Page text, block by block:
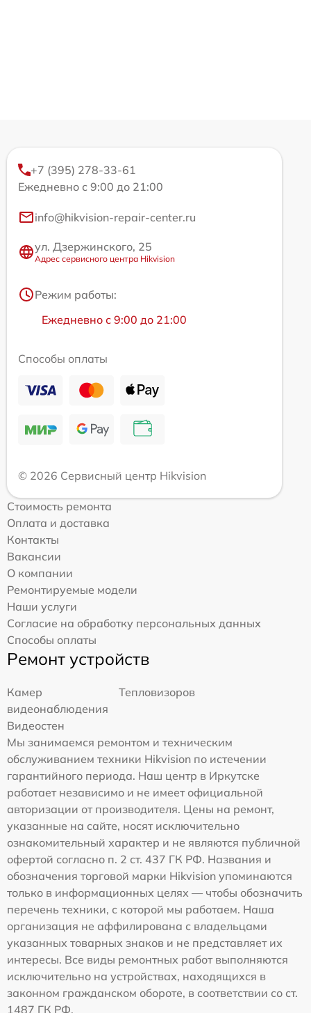
+7 (395) 278-33-61
Ежедневно с 9:00 до 21:00
info@hikvision-repair-center.ru
ул. Дзержинского, 25
Адрес сервисного центра Hikvision
Режим работы:
Ежедневно с 9:00 до 21:00
Способы оплаты
© 2026 Сервисный центр Hikvision
Стоимость ремонта
Оплата и доставка
Контакты
Вакансии
О компании
Ремонтируемые модели
Наши услуги
Согласие на обработку персональных данных
Способы оплаты
Ремонт устройств
Камер
видеонаблюдения
Тепловизоров
Видеостен
Мы занимаемся ремонтом и техническим
обслуживанием техники Hikvision по истечении
гарантийного периода. Наш центр в Иркутске
работает независимо и не имеет официальной
авторизации от производителя. Цены на ремонт,
указанные на сайте, носят исключительно
ознакомительный характер и не являются публичной
офертой согласно п. 2 ст. 437 ГК РФ. Названия и
обозначения торговой марки Hikvision упоминаются
только в информационных целях — чтобы обозначить
перечень техники, с которой мы работаем. Наша
организация не аффилирована с владельцами
указанных товарных знаков и не представляет их
интересы. Все виды ремонтных работ выполняются
исключительно на устройствах, находящихся в
законном гражданском обороте, в соответствии со ст.
1487 ГК РФ.